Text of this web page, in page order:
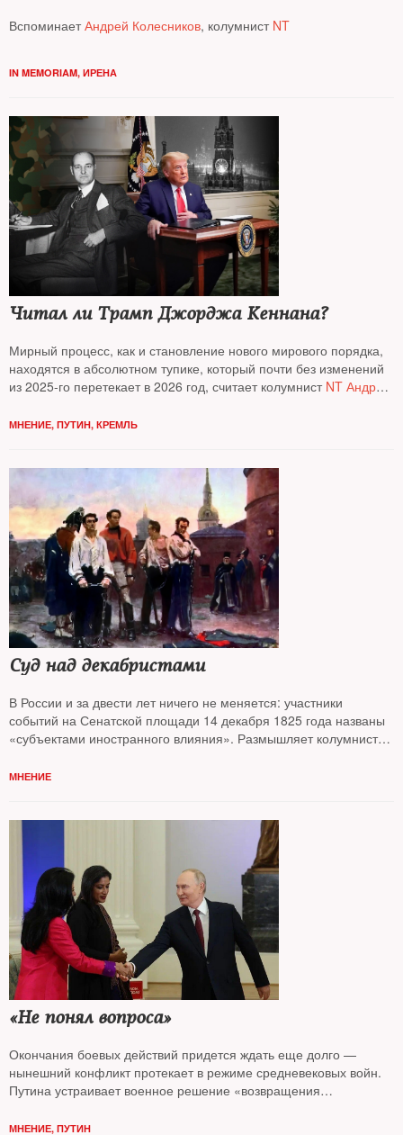
ВспоминаетАндрей Колесников, колумнист NT
IN MEMORIAM, ИРЕНА
Читал ли Трамп Джорджа Кеннана?
Мирный процесс, как и становление нового мирового порядка,
находятся в абсолютном тупике, который почти без изменений
из 2025-го перетекает в 2026 год, считает колумнистNT Андрей
МНЕНИЕ, ПУТИН, КРЕМЛЬ
Суд над декабристами
В России и за двести лет ничего не меняется: участники
событий на Сенатской площади 14 декабря 1825 года названы
«субъектами иностранного влияния». Размышляет колумнист
МНЕНИЕ
«Не понял вопроса»
Окончания боевых действий придется ждать еще долго —
нынешний конфликт протекает в режиме средневековых войн.
Путина устраивает военное решение «возвращения
колумнистNT Андрей Колесников*
МНЕНИЕ, ПУТИН